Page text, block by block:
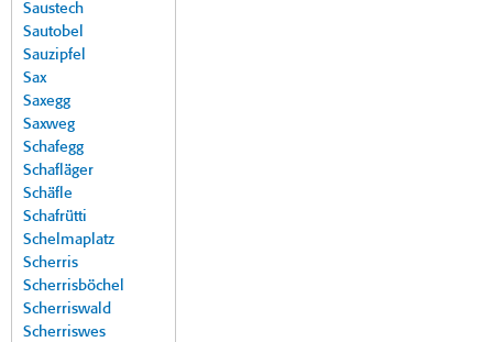
Saustech
Sautobel
Sauzipfel
Sax
Saxegg
Saxweg
Schafegg
Schafläger
Schäfle
Schafrütti
Schelmaplatz
Scherris
Scherrisböchel
Scherriswald
Scherriswes